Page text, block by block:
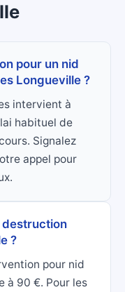
pour un nid
Longueville ?
intervient à
habituel de
Signalez
appel pour
destruction
?
pour nid
à 90 €. Pour les